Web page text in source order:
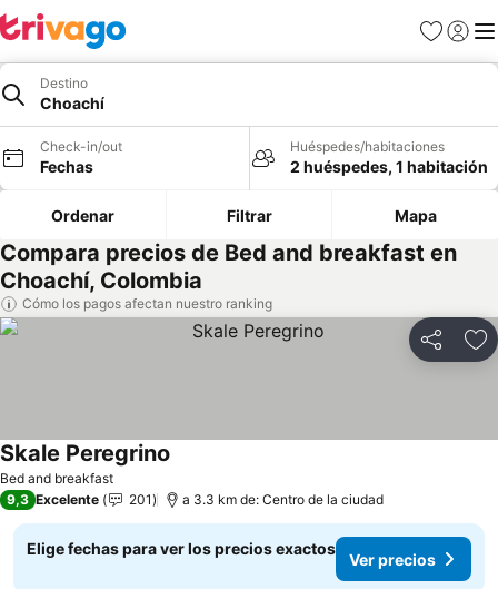
Favoritos
Iniciar
Destino
Choachí
Check-in/out
Fechas
Huéspedes/habitaciones
2 huéspedes, 1 habitación
Ordenar Filtrar Mapa
Compara precios de Bed and breakfast en
Choachí, Colombia
Cómo los pagos afectan nuestro ranking
Compartir
Bed and breakfast
Skale Peregrino
9,3 Excelente 201 a 3.3 km de: Centro de la ciudad
Elige fechas para ver los precios exactos
Ver precios